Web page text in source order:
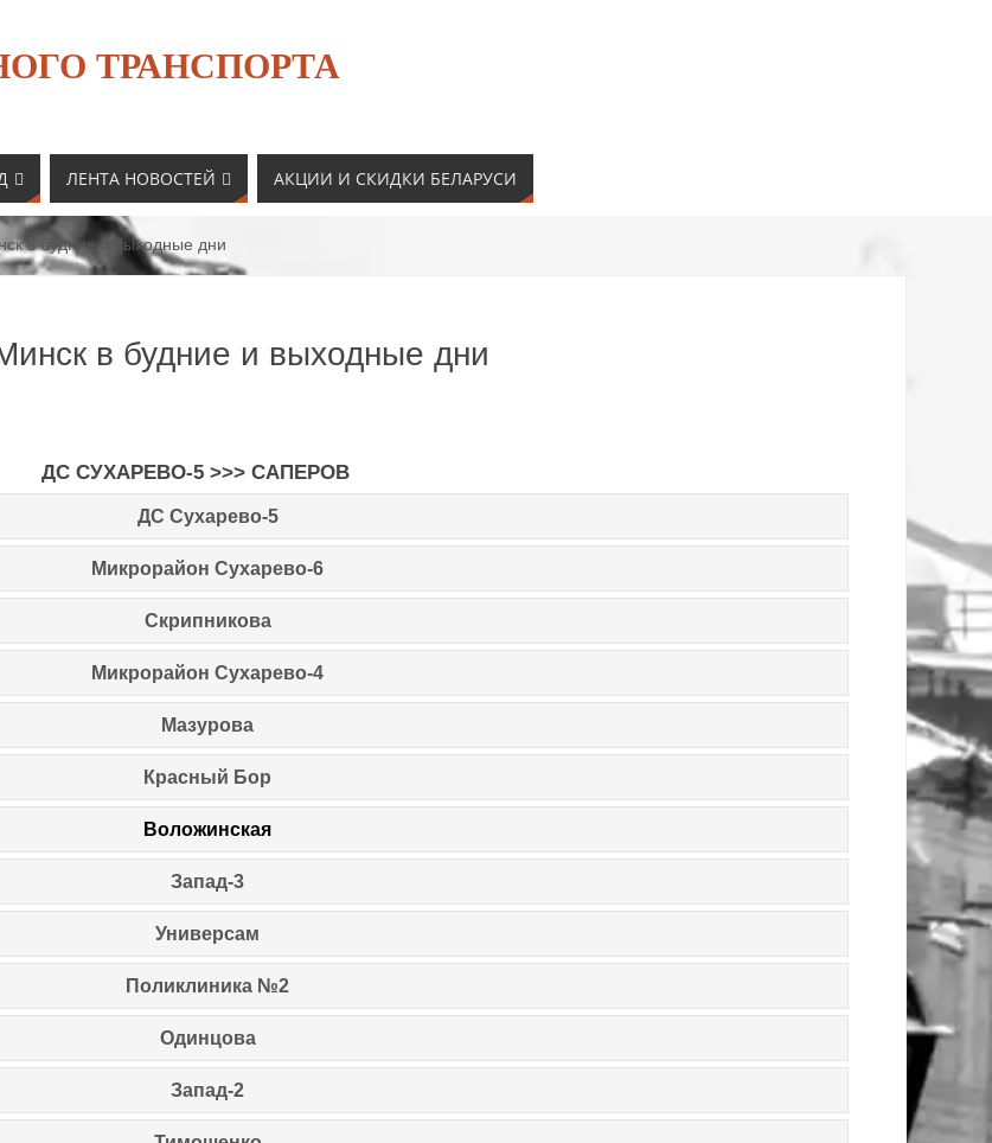
ТРАНСПОРТА
ЛЕНТА НОВОСТЕЙ АКЦИИ И СКИДКИ БЕЛАРУСИ
в будние и выходные дни
в будние и выходные дни
ДС СУХАРЕВО-5 >>> САПЕРОВ
ДС Сухарево-5
Микрорайон Сухарево-6
Скрипникова
Микрорайон Сухарево-4
Мазурова
Красный Бор
Воложинская
Запад-3
Универсам
Поликлиника №2
Одинцова
Запад-2